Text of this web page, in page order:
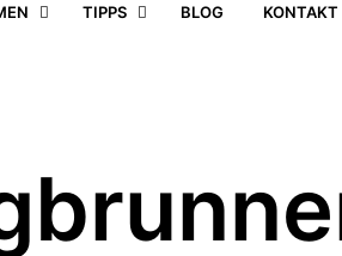
TIPPS BLOG KONTAKT